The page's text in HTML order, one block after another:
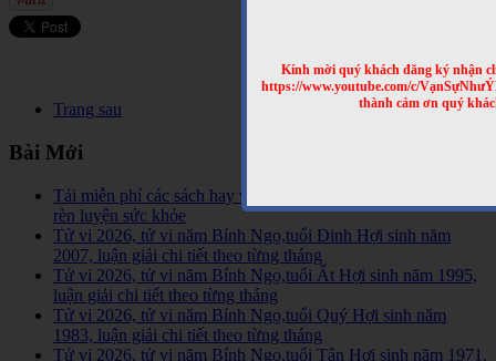
Kính mời quý khách đăng ký nhận
https://www.youtube.com/c/
thành cảm ơn quý
Trang sau
Bài Mới
Tải miễn phí các sách hay về tinh hoa võ học trên Thế Giới,
rèn luyện sức khỏe
Tử vi 2026, tử vi năm Bính Ngọ,tuổi Đinh Hợi sinh năm
2007, luận giải chi tiết theo từng tháng
Tử vi 2026, tử vi năm Bính Ngọ,tuổi Ất Hợi sinh năm 1995,
luận giải chi tiết theo từng tháng
Tử vi 2026, tử vi năm Bính Ngọ,tuổi Quý Hợi sinh năm
1983, luận giải chi tiết theo từng tháng
Tử vi 2026, tử vi năm Bính Ngọ,tuổi Tân Hợi sinh năm 1971,